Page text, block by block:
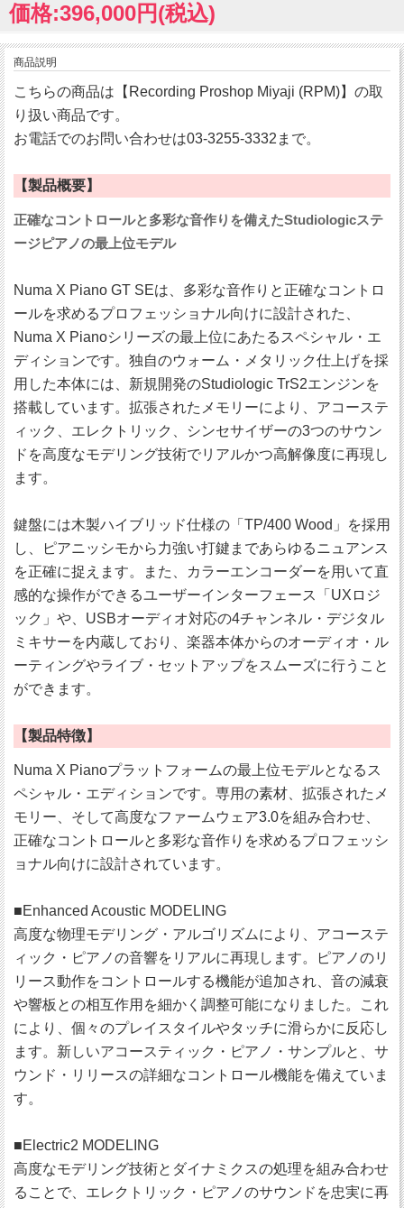
価格:396,000円(税込)
商品説明
こちらの商品は【Recording Proshop Miyaji (RPM)】の取
り扱い商品です。
お電話でのお問い合わせは03-3255-3332まで。
【製品概要】
正確なコントロールと多彩な音作りを備えたStudiologicステ
ージピアノの最上位モデル
Numa X Piano GT SEは、多彩な音作りと正確なコントロ
ールを求めるプロフェッショナル向けに設計された、
Numa X Pianoシリーズの最上位にあたるスペシャル・エ
ディションです。独自のウォーム・メタリック仕上げを採
用した本体には、新規開発のStudiologic TrS2エンジンを
搭載しています。拡張されたメモリーにより、アコーステ
ィック、エレクトリック、シンセサイザーの3つのサウン
ドを高度なモデリング技術でリアルかつ高解像度に再現し
ます。
鍵盤には木製ハイブリッド仕様の「TP/400 Wood」を採用
し、ピアニッシモから力強い打鍵まであらゆるニュアンス
を正確に捉えます。また、カラーエンコーダーを用いて直
感的な操作ができるユーザーインターフェース「UXロジ
ック」や、USBオーディオ対応の4チャンネル・デジタル
ミキサーを内蔵しており、楽器本体からのオーディオ・ル
ーティングやライブ・セットアップをスムーズに行うこと
ができます。
【製品特徴】
Numa X Pianoプラットフォームの最上位モデルとなるス
ペシャル・エディションです。専用の素材、拡張されたメ
モリー、そして高度なファームウェア3.0を組み合わせ、
正確なコントロールと多彩な音作りを求めるプロフェッシ
ョナル向けに設計されています。
■Enhanced Acoustic MODELING
高度な物理モデリング・アルゴリズムにより、アコーステ
ィック・ピアノの音響をリアルに再現します。ピアノのリ
リース動作をコントロールする機能が追加され、音の減衰
や響板との相互作用を細かく調整可能になりました。これ
により、個々のプレイスタイルやタッチに滑らかに反応し
ます。新しいアコースティック・ピアノ・サンプルと、サ
ウンド・リリースの詳細なコントロール機能を備えていま
す。
■Electric2 MODELING
高度なモデリング技術とダイナミクスの処理を組み合わせ
ることで、エレクトリック・ピアノのサウンドを忠実に再